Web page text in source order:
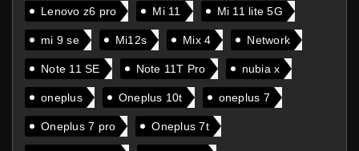
Lenovo z6 pro Mi 11 Mi 11 lite 5G
mi 9 se Mi12s Mix 4 Network
Note 11 SE Note 11T Pro nubia x
oneplus Oneplus 10t oneplus 7
Oneplus 7 pro Oneplus 7t